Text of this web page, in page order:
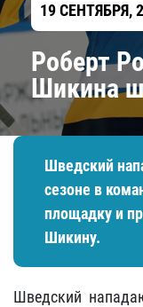
19 СЕНТЯБРЯ,
Роберт
Шикина
Шведский
сезоне в
площадку и
Шикину.
Шведский